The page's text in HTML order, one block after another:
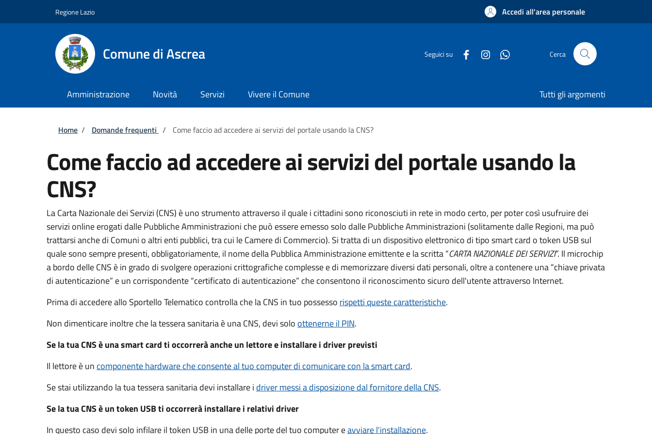
Regione Lazio Accedi all'area personale
Comune di Ascrea Seguici su Cerca
Amministrazione Novità Servizi Vivere il Comune Tutti gli argomenti
Briciole di pane
Home / Domande frequenti / Come faccio ad accedere ai servizi del portale usando la CNS?
Come faccio ad accedere ai servizi del portale usando la
CNS?
La Carta Nazionale dei Servizi (CNS) è uno strumento attraverso il quale i cittadini sono riconosciuti in rete in modo certo, per poter così usufruire dei
servizi online erogati dalle Pubbliche Amministrazioni che può essere emesso solo dalle Pubbliche Amministrazioni (solitamente dalle Regioni, ma può
trattarsi anche di Comuni o altri enti pubblici, tra cui le Camere di Commercio). Si tratta di un dispositivo elettronico di tiposmart card o token USBsul
quale sono sempre presenti, obbligatoriamente, il nome della Pubblica Amministrazione emittente e la scritta “CARTA NAZIONALE DEI SERVIZI”. Il microchip
a bordo delle CNS è in grado di svolgere operazioni crittografiche complesse e di memorizzare diversi dati personali, oltre a contenere una “chiave privata
di autenticazione” e un corrispondente “certificato di autenticazione” che consentono il riconoscimento sicuro dell'utente attraverso Internet.
Prima di accedere allo Sportello Telematico controlla che la CNS in tuo possesso rispetti queste caratteristiche.
Non dimenticare inoltre che la tessera sanitaria è una CNS, devi solo ottenerne il PIN.
Se la tua CNS è una smart card ti occorrerà anche un lettore e installare i driver previsti
Il lettore è un componente hardware che consente al tuo computer di comunicare con la smart card.
Se stai utilizzando la tua tessera sanitaria devi installare i drivermessi a disposizione dal fornitore della CNS.
Se la tua CNS è un token USB ti occorrerà installare i relativi driver
In questo caso devi solo infilare il token USB in una delle porte del tuo computer eavviare l'installazione.